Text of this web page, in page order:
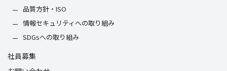
品質方針・ISO
情報セキュリティへの取り組み
SDGsへの取り組み
社員募集